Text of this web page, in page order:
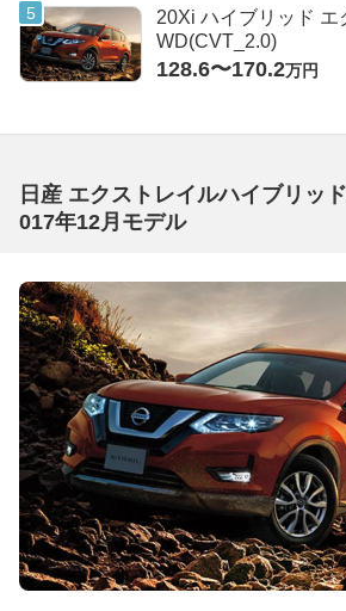
20Xi ハイブリッド
WD(CVT_2.0)
128.6〜170.2万円
日産 エクストレイルハイブリッ
017年12月モデル